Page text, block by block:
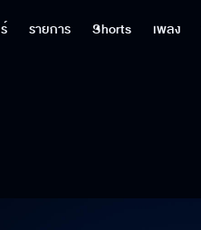
รายการ Shorts เพลง